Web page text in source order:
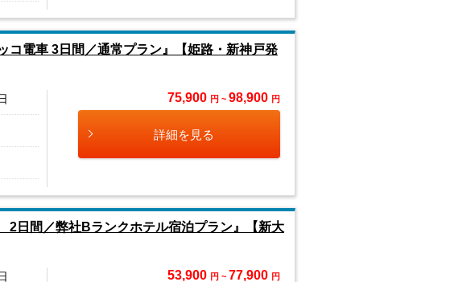
コ電車 3日間／通常プラン』【姫路・新神戸発
75,900 円 ~ 98,900 円
詳細を見る
2日間／弊社Bランクホテル宿泊プラン』【新大
53,900 円 ~ 77,900 円